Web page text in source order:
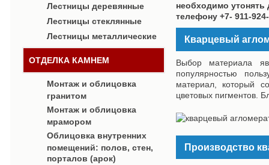
Лестницы деревянные
Лестницы стеклянные
Лестницы металлические
ОТДЕЛКА КАМНЕМ
Монтаж и облицовка
гранитом
Монтаж и облицовка
мрамором
Облицовка внутренних
помещений: полов, стен,
порталов (арок)
необходимо
телефону +7- 911-
Кварцевый
Выбор материала
популярностью
материал, который
цветовых пигментов.
Производство